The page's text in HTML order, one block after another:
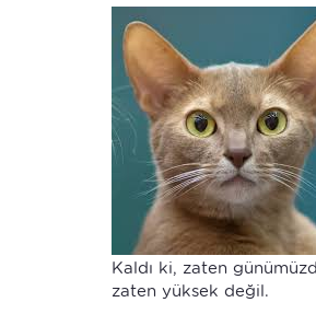
Kaldı ki, zaten
zaten yüksek değil.